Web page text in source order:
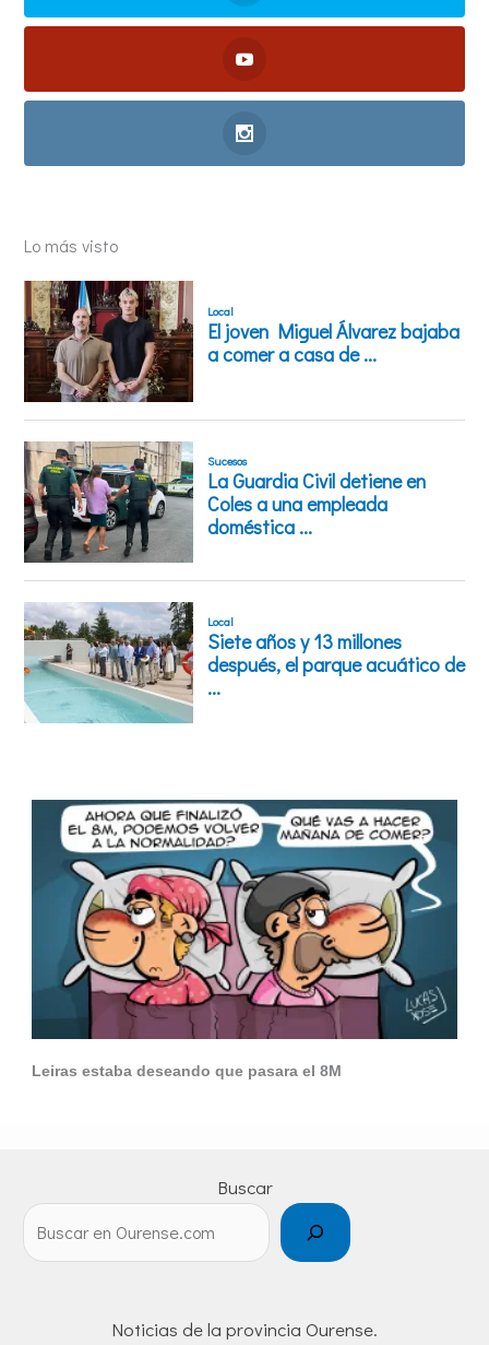
Lo más visto
Leiras estaba deseando que pasara el 8M
Buscar
Noticias de la provincia Ourense.